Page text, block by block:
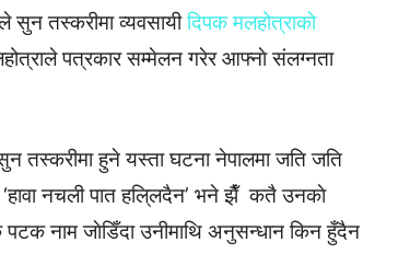
सुन तस्करीमा व्यवसायीदिपक मलहोत्राकाे
पत्रकार सम्मेलन गरेर आफ्नाे संलग्नता
तस्करीमा हुने यस्ता घटना नेपालमा जति जति
नचली पात हलि्लदैन’ भने झैँ कतै उनकाे
नाम जाेडिँदा उनीमाथि अनुसन्धान किन हुँदैन